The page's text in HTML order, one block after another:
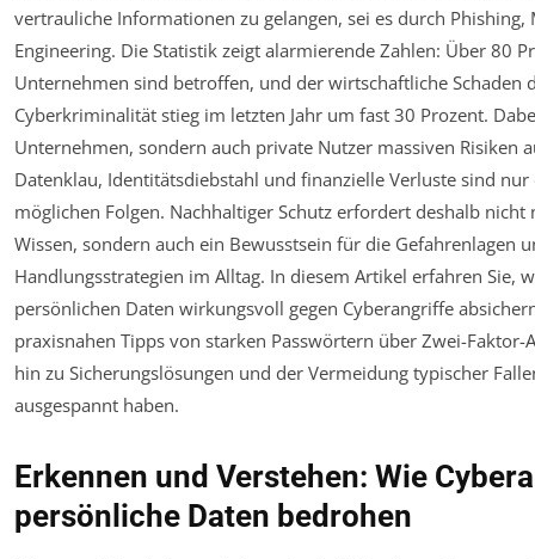
vertrauliche Informationen zu gelangen, sei es durch Phishing,
Engineering. Die Statistik zeigt alarmierende Zahlen: Über 80
Unternehmen sind betroffen, und der wirtschaftliche Schaden
Cyberkriminalität stieg im letzten Jahr um fast 30 Prozent.
Unternehmen, sondern auch private Nutzer massiven Risiken
Datenklau, Identitätsdiebstahl und finanzielle Verluste sind nur
möglichen Folgen. Nachhaltiger Schutz erfordert deshalb nicht
Wissen, sondern auch ein Bewusstsein für die Gefahrenlagen
Handlungsstrategien im Alltag. In diesem Artikel erfahren Sie,
persönlichen Daten wirkungsvoll gegen Cyberangriffe
praxisnahen Tipps von starken Passwörtern über Zwei-
hin zu Sicherungslösungen und der Vermeidung typischer
ausgespannt haben.
Erkennen und Verstehen: Wie
persönliche Daten bedrohen